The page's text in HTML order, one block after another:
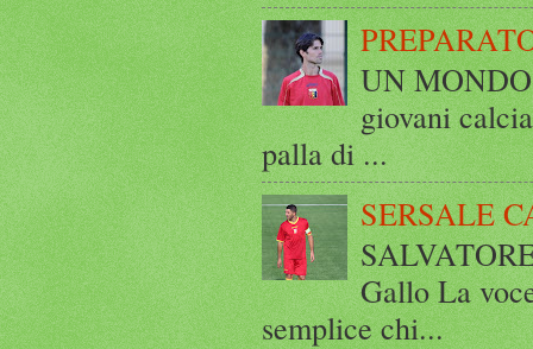
UN
giovani
palla di ...
SERSALE
Gallo La
semplice chi...